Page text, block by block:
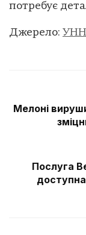
потребує
Джерело: УНН
Мелоні
Послуга